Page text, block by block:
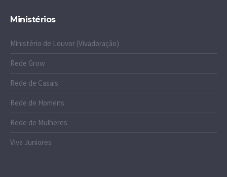
Ministérios
Ministério de Louvor (Vivadoração)
Rede Grow
Rede de Casais
Rede de Homens
Rede de Mulheres
Viva Juniores